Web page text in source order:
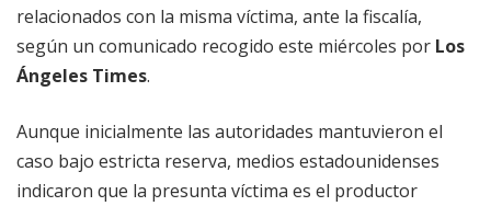
relacionados con la misma víctima, ante la fiscalía,
según un comunicado recogido este miércoles por Los
Ángeles Times.
Aunque inicialmente las autoridades mantuvieron el
caso bajo estricta reserva, medios estadounidenses
indicaron que la presunta víctima es el productor